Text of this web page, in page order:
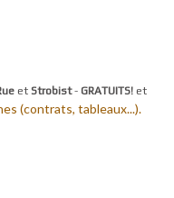
et Strobist- GRATUITS! et
(contrats, tableaux...).